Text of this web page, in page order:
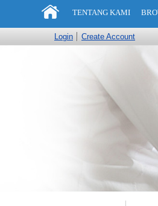
TENTANG KAMI
Login Create Account